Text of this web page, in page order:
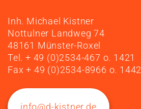
Inh. Michael Kistner
Nottulner Landweg 74
48161 Münster-Roxel
Tel. + 49 (0)2534-467 o. 1421
Fax + 49 (0)2534-8966 o. 1442
info@d-kistner.de